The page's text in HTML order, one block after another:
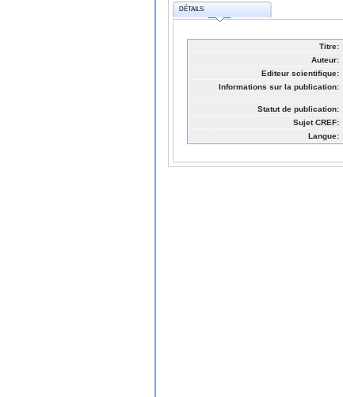
DÉTAILS
Titre:
Auteur:
Editeur scientifique:
Informations sur la publication:
Statut de publication:
Sujet CREF:
Langue: